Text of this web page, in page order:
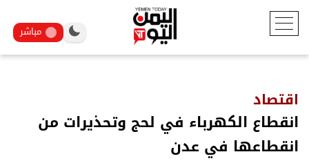
مباشر
اقتصاد
انقطاع الكهرباء في لحج وتحذيرات من
انقطاعها في عدن